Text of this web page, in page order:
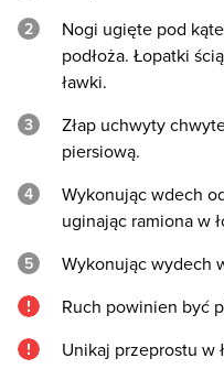
Nogi ugięte pod
podłoża. Łopatki
ławki.
Złap uchwyty
piersiową.
Wykonując wdech
uginając ramiona w
Wykonując wydech
Ruch powinien być
Unikaj przeprostu w